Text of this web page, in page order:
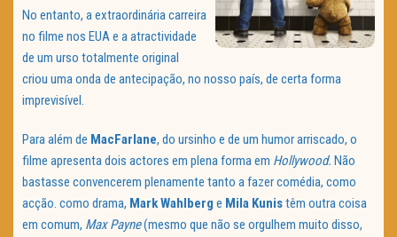
No entanto, a extraordinária carreira
no filme nos EUA e a atractividade
de um urso totalmente original
criou uma onda de antecipação, no nosso país, de certa forma
imprevisível.
Para além de MacFarlane, do ursinho e de um humor arriscado, o
filme apresenta dois actores em plena forma em Hollywood. Não
bastasse convencerem plenamente tanto a fazer comédia, como
acção. como drama, Mark Wahlberg e Mila Kunistêm outra coisa
em comum, Max Payne(mesmo que não se orgulhem muito disso,